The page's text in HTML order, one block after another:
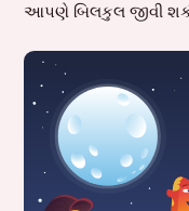
આપણે બિલકુલ જીવી